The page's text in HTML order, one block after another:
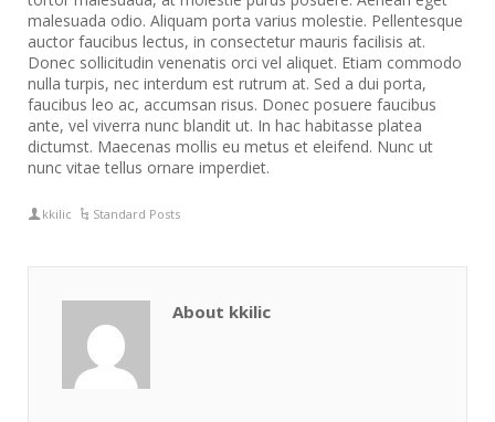
malesuada odio. Aliquam porta varius molestie. Pellentesque
auctor faucibus lectus, in consectetur mauris facilisis at.
Donec sollicitudin venenatis orci vel aliquet. Etiam commodo
nulla turpis, nec interdum est rutrum at. Sed a dui porta,
faucibus leo ac, accumsan risus. Donec posuere faucibus
ante, vel viverra nunc blandit ut. In hac habitasse platea
dictumst. Maecenas mollis eu metus et eleifend. Nunc ut
nunc vitae tellus ornare imperdiet.
kkilic Standard Posts
About kkilic